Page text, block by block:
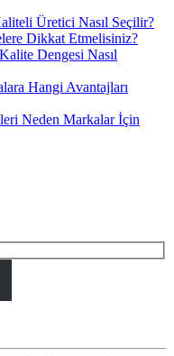
Üretici Nasıl Seçilir?
Dikkat Etmelisiniz?
Dengesi Nasıl
Hangi Avantajları
Neden Markalar İçin